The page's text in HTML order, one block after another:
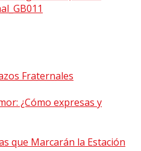
Fraternales
¿Cómo expresas y
que Marcarán la Estación